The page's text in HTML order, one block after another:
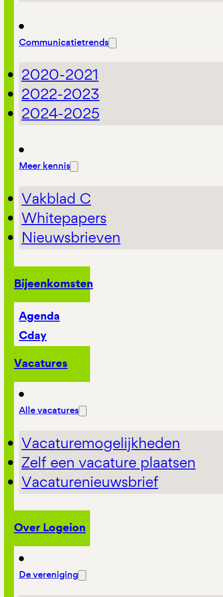
Communicatietrends
2020-2021
2022-2023
2024-2025
Meer kennis
Vakblad C
Whitepapers
Nieuwsbrieven
Bijeenkomsten
Agenda
Cday
Vacatures
Alle vacatures
Vacaturemogelijkheden
Zelf een vacature plaatsen
Vacaturenieuwsbrief
Over Logeion
De vereniging